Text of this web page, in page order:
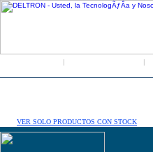
| |
VER SOLO PRODUCTOS CON STOCK